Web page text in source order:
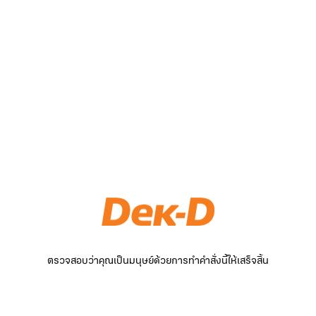
ตรวจสอบว่าคุณเป็นมนุษย์ด้วยการทำคำสั่งนี้ให้เสร็จสิ้น